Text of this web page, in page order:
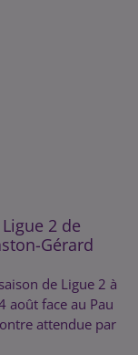
Ligue 2 de
Gérard
de Ligue 2 à
août face au Pau
attendue par